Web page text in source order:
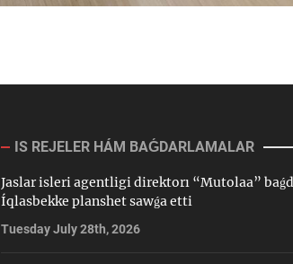
IS REJELER HÁM BAǴDARLAMALAR
Jaslar isleri agentligi direktorı “Mutolaa”
Íqlasbekke planshet sawǵa etti
Tuesday July 28th, 2026